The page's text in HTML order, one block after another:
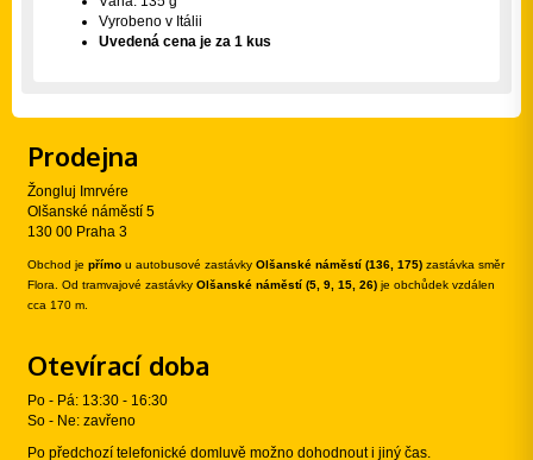
Vyrobeno v Itálii
Uvedená cena je za 1 kus
Prodejna
Žongluj Imrvére
Olšanské náměstí 5
130 00 Praha 3
Obchod je přímo u autobusové zastávky Olšanské náměstí (136, 175) zastávka směr
Flora. Od tramvajové zastávky Olšanské náměstí (5, 9, 15, 26) je obchůdek vzdálen
cca 170 m.
Otevírací doba
Po - Pá: 13:30 - 16:30
So - Ne: zavřeno
Po předchozí telefonické domluvě možno dohodnout i jiný čas.